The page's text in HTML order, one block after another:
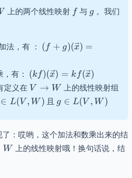
上的两个线性映射 ff与 g
g 。我们
法，有 ： (f+g)
=
f(\vec{x})
+
g(\vec{x})
( f + g)(x) =
有： (kf)
(\vec{x})
kf(\vec{x})
(kf)(x) = k f(x)
定义在 V
\to
V → W 上的线性映射组
∈ L(V , W ) 且 g \in
g ∈ L(V , W )
：哎哟，这个加法和数乘出来的结
W 上的线性映射哦！换句话说，结